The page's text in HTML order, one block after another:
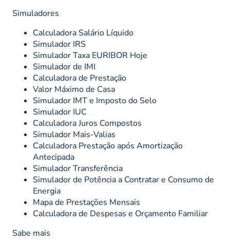
Simuladores
Calculadora Salário Líquido
Simulador IRS
Simulador Taxa EURIBOR Hoje
Simulador de IMI
Calculadora de Prestação
Valor Máximo de Casa
Simulador IMT e Imposto do Selo
Simulador IUC
Calculadora Juros Compostos
Simulador Mais-Valias
Calculadora Prestação após Amortização
Antecipada
Simulador Transferência
Simulador de Potência a Contratar e Consumo de
Energia
Mapa de Prestações Mensais
Calculadora de Despesas e Orçamento Familiar
Sabe mais